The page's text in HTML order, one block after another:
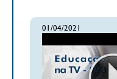
01/04/2021